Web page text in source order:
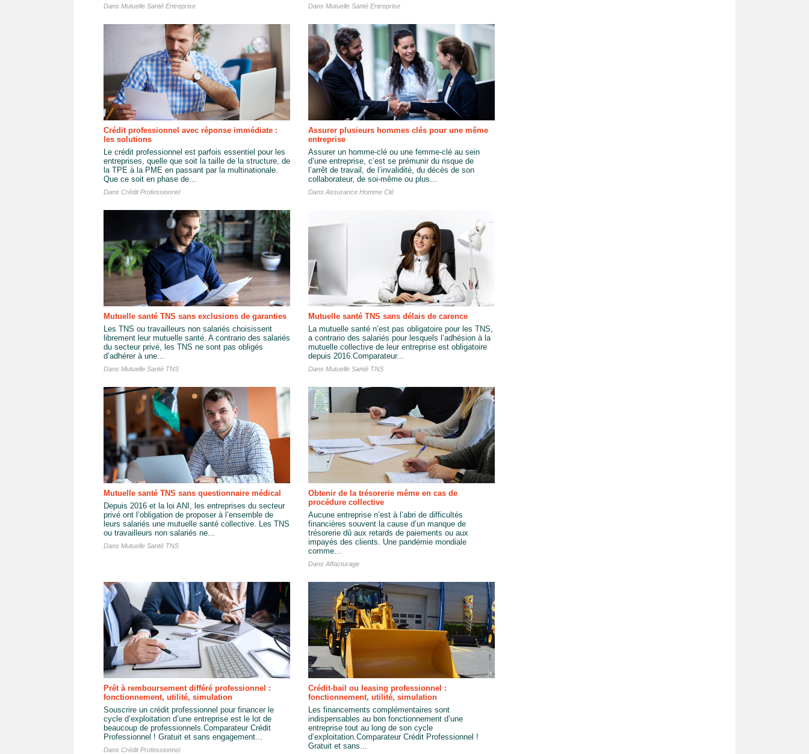
Dans Mutuelle Santé Entreprise Dans Mutuelle Santé Entreprise
Crédit professionnel avec réponse immédiate :
les solutions
Le crédit professionnel est parfois essentiel pour les
entreprises, quelle que soit la taille de la structure, de
la TPE à la PME en passant par la multinationale.
Que ce soit en phase de...
Dans Crédit Professionnel
Assurer plusieurs hommes clés pour une même
entreprise
Assurer un homme-clé ou une femme-clé au sein
d’une entreprise, c’est se prémunir du risque de
l’arrêt de travail, de l’invalidité, du décès de son
collaborateur, de soi-même ou plus...
Dans Assurance Homme Clé
Mutuelle santé TNS sans exclusions de garanties
Les TNS ou travailleurs non salariés choisissent
librement leur mutuelle santé. A contrario des salariés
du secteur privé, les TNS ne sont pas obligés
d’adhérer à une...
Dans Mutuelle Santé TNS
Mutuelle santé TNS sans délais de carence
La mutuelle santé n’est pas obligatoire pour les TNS,
a contrario des salariés pour lesquels l’adhésion à la
mutuelle collective de leur entreprise est obligatoire
depuis 2016.Comparateur...
Dans Mutuelle Santé TNS
Mutuelle santé TNS sans questionnaire médical
Depuis 2016 et la loi ANI, les entreprises du secteur
privé ont l’obligation de proposer à l’ensemble de
leurs salariés une mutuelle santé collective. Les TNS
ou travailleurs non salariés ne...
Dans Mutuelle Santé TNS
Obtenir de la trésorerie même en cas de
procédure collective
Aucune entreprise n’est à l’abri de difficultés
financières souvent la cause d’un manque de
trésorerie dû aux retards de paiements ou aux
impayés des clients. Une pandémie mondiale
comme...
Dans Affacturage
Prêt à remboursement différé professionnel :
fonctionnement, utilité, simulation
Souscrire un crédit professionnel pour financer le
cycle d’exploitation d’une entreprise est le lot de
beaucoup de professionnels.Comparateur Crédit
Professionnel ! Gratuit et sans engagement...
Dans Crédit Professionnel
Crédit-bail ou leasing professionnel :
fonctionnement, utilité, simulation
Les financements complémentaires sont
indispensables au bon fonctionnement d’une
entreprise tout au long de son cycle
d’exploitation.Comparateur Crédit Professionnel !
Gratuit et sans...